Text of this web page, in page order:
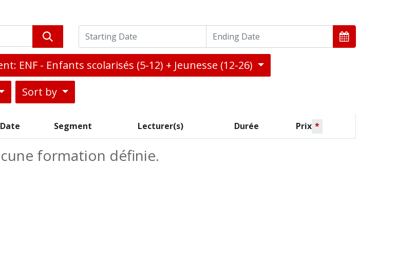
ENF - Enfants scolarisés (5-12) + Jeunesse (12-26)
Sort by
Date Segment Lecturer(s) Durée Prix *
formation définie.